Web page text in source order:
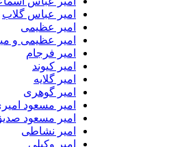
امیر عباس گلاب
امیر عظیمی
امیر عظیمی و میلاد بابایی
امیر فرجام
امیر کیوند
امیر گلایه
امیر گوهری
امیر مسعود امیری
امیر مسعود صدیق
امیر نشاطی
امیر وکیلی